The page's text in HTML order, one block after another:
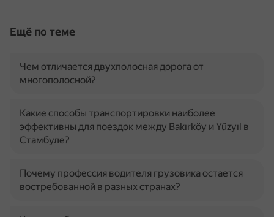
Ещё по теме
Чем отличается двухполосная дорога от
многополосной?
Какие способы транспортировки наиболее
эффективны для поездок между Bakırköy и Yüzyıl в
Стамбуле?
Почему профессия водителя грузовика остается
востребованной в разных странах?